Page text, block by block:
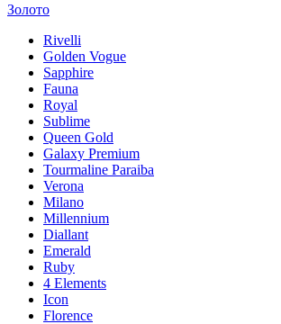
Золото
Rivelli
Golden Vogue
Sapphire
Fauna
Royal
Sublime
Queen Gold
Galaxy Premium
Tourmaline Paraiba
Verona
Milano
Millennium
Diallant
Emerald
Ruby
4 Elements
Icon
Florence